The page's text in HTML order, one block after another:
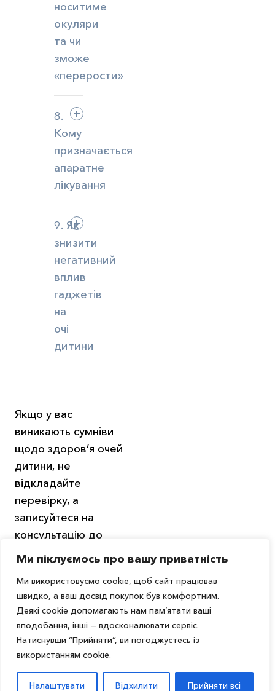
Ми піклуємось про вашу приватність
Ми використовуємо cookie, щоб сайт працював
швидко, а ваш досвід покупок був комфортним.
Деякі cookie допомагають нам пам’ятати ваші
вподобання, інші — вдосконалювати сервіс.
Натиснувши “Прийняти”, ви погоджуєтесь із
використанням cookie.
Налаштувати Відхилити Прийняти всі
носитиме
окуляри
та чи
зможе
«перерости»
8.
Кому
призначається
апаратне
лікування
9. Як
знизити
негативний
вплив
гаджетів
на
очі
дитини
Якщо у вас
виникають сумніви
щодо здоров’я очей
дитини, не
відкладайте
перевірку, а
записуйтеся на
консультацію до
Zorko, щоб виявити
проблему на ранній
стадії і якомога
швидше вилікувати.
Щоб відправити
коментар вам
необхідно
авторизуватись.